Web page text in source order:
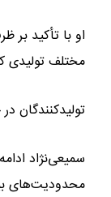
او با تأکید
مختلف تولیدی
تولیدکنندگان
محدودیت‌های